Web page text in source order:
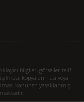
bilgiler, görseller telif
kopyalanması veya
kanunen yasaklanmış